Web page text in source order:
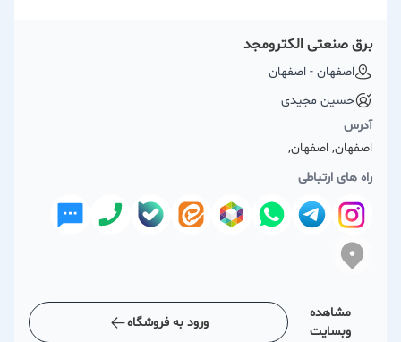
برق صنعتی الکترومجد
اصفهان - اصفهان
حسین مجیدی
آدرس
اصفهان, اصفهان,
راه های ارتباطی
مشاهده
وبسایت
ورود به فروشگاه